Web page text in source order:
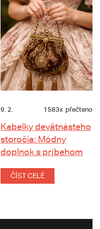
9. 2. 1583x přečteno
Kabelky devätnásteho
storočia: Módny
doplnok s príbehom
ČÍST CELÉ